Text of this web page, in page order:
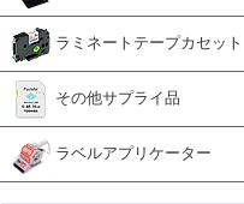
ラミネートテープカセット
その他サプライ品
ラベルアプリケーター